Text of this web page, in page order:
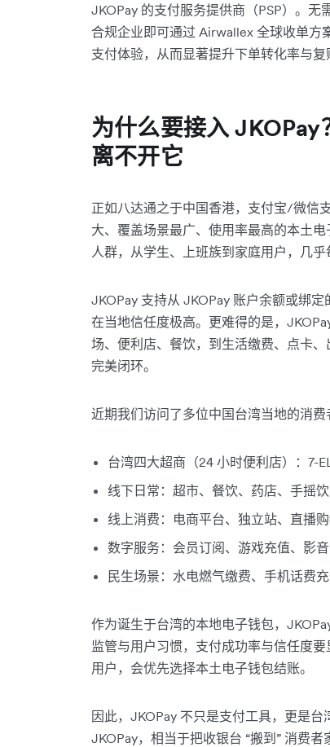
JKOPay 的支付服务提供商（PSP）。
合规企业即可通过 Airwallex 全球收单方
支付体验，从而显著提升下单转化率与复
为什么要接入 JKOPay
离不开它
正如八达通之于中国香港，支付宝/微信
大、覆盖场景最广、使用率最高的本土
人群，从学生、上班族到家庭用户，几乎
JKOPay 支持从 JKOPay 账户余额或绑
在当地信任度极高。更难得的是，
场、便利店、餐饮，到生活缴费、点卡
完美闭环。
近期我们访问了多位中国台湾当地的消费
台湾四大超商（24 小时便利店）：7-
线下日常：超市、餐饮、药店、手摇
线上消费：电商平台、独立站、直播
数字服务：会员订阅、游戏充值、影
民生场景：水电燃气缴费、手机话费
作为诞生于台湾的本地电子钱包，
监管与用户习惯，支付成功率与信任度
用户，会优先选择本土电子钱包结账。
因此，JKOPay 不只是支付工具，更是
JKOPay，相当于把收银台 “搬到” 消费